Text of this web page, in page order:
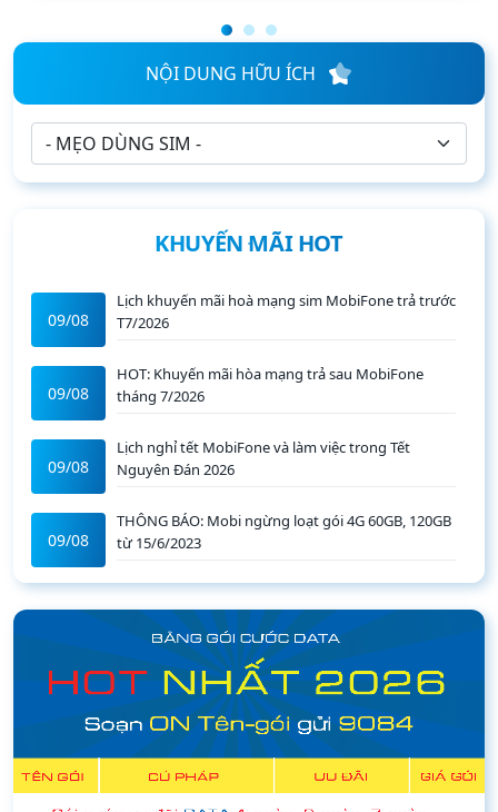
NỘI DUNG HỮU ÍCH
KHUYẾN MÃI HOT
09/08
Lịch khuyến mãi hoà mạng sim MobiFone trả trước
T7/2026
09/08
HOT: Khuyến mãi hòa mạng trả sau MobiFone
tháng 7/2026
09/08
Lịch nghỉ tết MobiFone và làm việc trong Tết
Nguyên Đán 2026
09/08
THÔNG BÁO: Mobi ngừng loạt gói 4G 60GB, 120GB
từ 15/6/2023